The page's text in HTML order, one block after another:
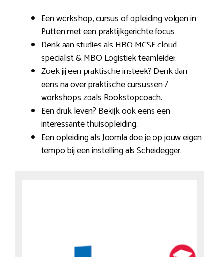
Een workshop, cursus of opleiding volgen in
Putten met een praktijkgerichte focus.
Denk aan studies als HBO MCSE cloud
specialist & MBO Logistiek teamleider.
Zoek jij een praktische insteek? Denk dan
eens na over praktische cursussen /
workshops zoals Rookstopcoach.
Een druk leven? Bekijk ook eens een
interessante thuisopleiding.
Een opleiding als Joomla doe je op jouw eigen
tempo bij een instelling als Scheidegger.